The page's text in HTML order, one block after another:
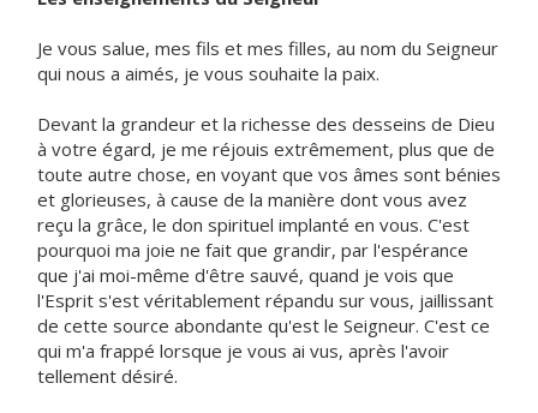
Je vous salue, mes fils et mes filles, au nom du Seigneur
qui nous a aimés, je vous souhaite la paix.
Devant la grandeur et la richesse des desseins de Dieu
à votre égard, je me réjouis extrêmement, plus que de
toute autre chose, en voyant que vos âmes sont bénies
et glorieuses, à cause de la manière dont vous avez
reçu la grâce, le don spirituel implanté en vous. C'est
pourquoi ma joie ne fait que grandir, par l'espérance
que j'ai moi-même d'être sauvé, quand je vois que
l'Esprit s'est véritablement répandu sur vous, jaillissant
de cette source abondante qu'est le Seigneur. C'est ce
qui m'a frappé lorsque je vous ai vus, après l'avoir
tellement désiré.